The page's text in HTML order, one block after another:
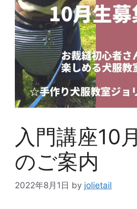
入門講座10
のご案内
2022年8月1日 by jolietail